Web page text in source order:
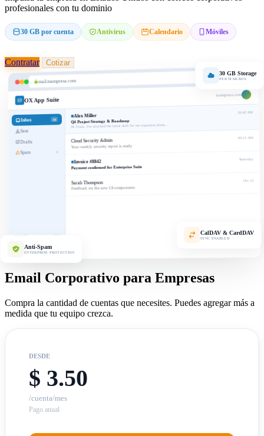
profesionales con tu dominio
30 GB por cuenta Antivirus Calendario Móviles
Contratar Cotizar
30 GB Storage
PER MAILBOX
Anti-Spam
ENTERPRISE PROTECTION
CalDAV & CardDAV
SYNC ENABLED
mail.tuempresa.com
OX App Suite
tuempresa.com
Inbox 18
Sent
Drafts
Spam 0
2026
1 4
8 9 10 11 12 13
Alex Miller
10:42 AM
Q4 Project Strategy & Roadmap
Hi Team, I've attached the latest draft for our expansion plans...
Cloud Security Admin
09:15 AM
Your weekly security report is ready
Invoice #8842 Yesterday
Payment confirmed for Enterprise Suite
Sarah Thompson Oct 12
Feedback on the new UI components
Email Corporativo para Empresas
Compra la cantidad de cuentas que necesites. Puedes agregar más a
medida que tu equipo crezca.
DESDE
$ 3.50
/cuenta/mes
Pago anual